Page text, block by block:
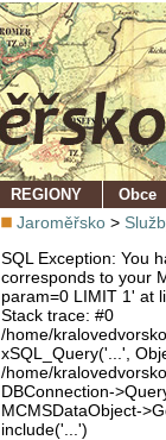
REGIONY
Obce
Jaroměřsko >
SQL Exception: You
corresponds to your
param=0 LIMIT 1' at
Stack trace: #0
/home/
xSQL_Query('...',
/home/
DBConnection-
MCMSDataObject-
include('...')